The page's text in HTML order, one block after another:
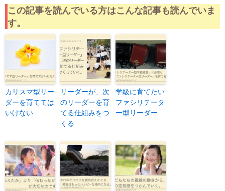
この記事を読んでいる方はこんな記事も読んでいま
す。
カリスマ型リー
ダーを育てては
いけない
リーダーが、次
のリーダーを育
てる仕組みをつ
くる
学級に育てたい
ファシリテータ
ー型リーダー